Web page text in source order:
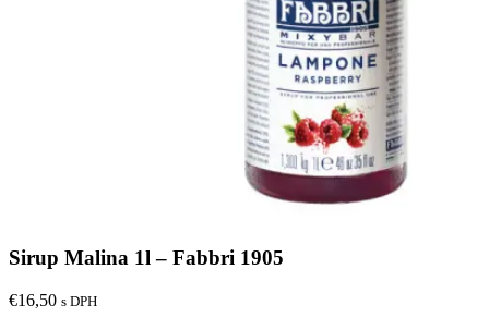
Sirup Malina 1l – Fabbri 1905
€16,50 s DPH